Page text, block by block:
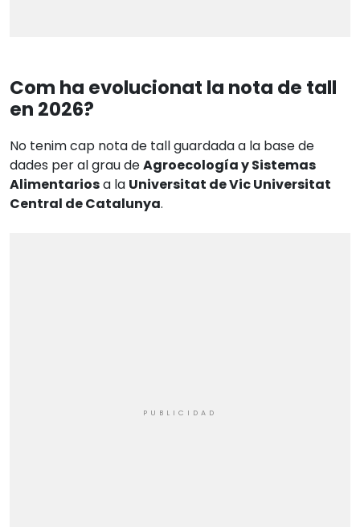
Com ha evolucionat la nota de tall
en 2026?
No tenim cap nota de tall guardada a la base de
dades per al grau deAgroecología y Sistemas
Alimentariosa la Universitat de Vic Universitat
Central de Catalunya.